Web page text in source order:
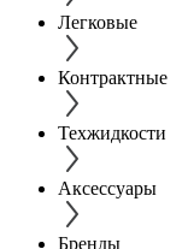
Легковые
Контрактные
Техжидкости
Аксессуары
Бренды